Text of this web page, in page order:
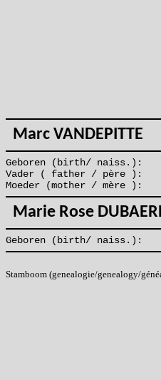
Marc VANDEPITTE
Geboren (birth/ naiss.):
Vader ( father / père ):
Moeder (mother / mère ):
Marie Rose
Geboren (birth/ naiss.):
Stamboom (genealogie/genealogy/